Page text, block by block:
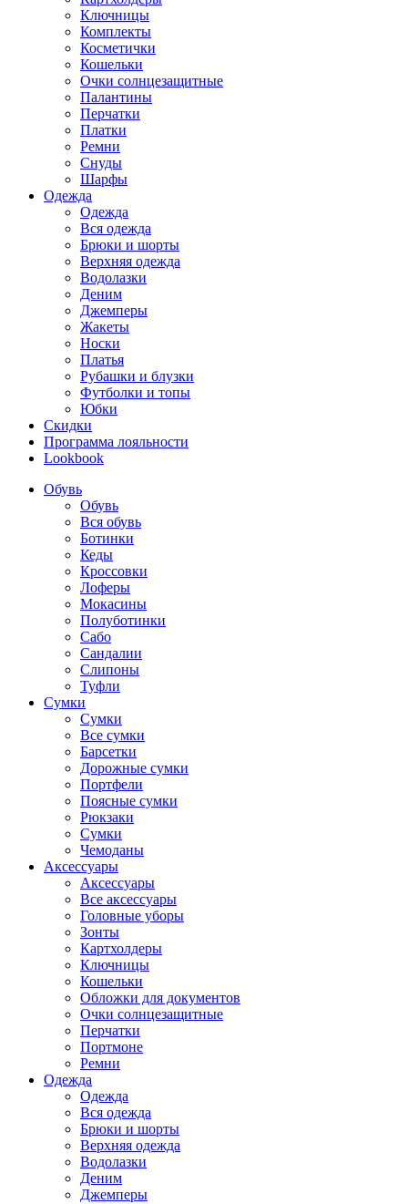
Ключницы
Комплекты
Косметички
Кошельки
Очки солнцезащитные
Палантины
Перчатки
Платки
Ремни
Снуды
Шарфы
Одежда
Одежда
Вся одежда
Брюки и шорты
Верхняя одежда
Водолазки
Деним
Джемперы
Жакеты
Носки
Платья
Рубашки и блузки
Футболки и топы
Юбки
Скидки
Программа лояльности
Lookbook
Обувь
Обувь
Вся обувь
Ботинки
Кеды
Кроссовки
Лоферы
Мокасины
Полуботинки
Сабо
Сандалии
Слипоны
Туфли
Сумки
Сумки
Все сумки
Барсетки
Дорожные сумки
Портфели
Поясные сумки
Рюкзаки
Сумки
Чемоданы
Аксессуары
Аксессуары
Все аксессуары
Головные уборы
Зонты
Картхолдеры
Ключницы
Кошельки
Обложки для документов
Очки солнцезащитные
Перчатки
Портмоне
Ремни
Одежда
Одежда
Вся одежда
Брюки и шорты
Верхняя одежда
Водолазки
Деним
Джемперы